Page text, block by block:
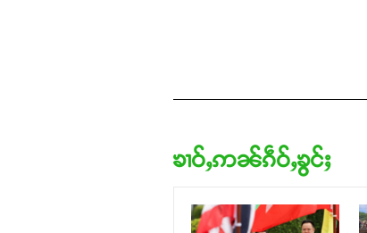
ၶၢဝ်ႇဢၼ်ၵဵဝ်ႇၶွင်ႈ